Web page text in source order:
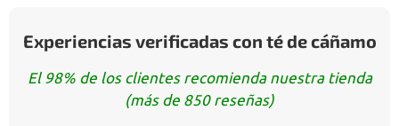
Experiencias verificadas con té de cáñamo
El 98% de los clientes recomienda nuestra tienda
(más de 850 reseñas)